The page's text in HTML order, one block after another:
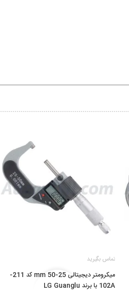
تماس بگیرید
میکرومتر دیجیتالی 25-50 mm کد 211-
102A با برند LG Guanglu